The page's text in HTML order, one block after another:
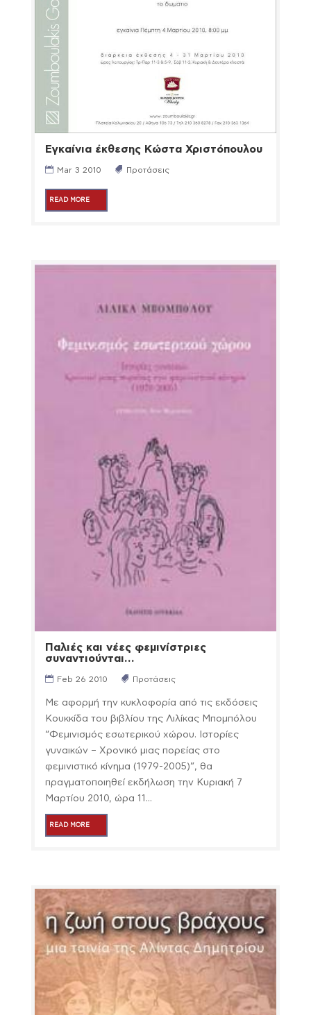
Εγκαίνια έκθεσης Κώστα Χριστόπουλου
Mar 3 2010 Προτάσεις
READ MORE
Παλιές και νέες φεμινίστριες
συναντιούνται…
Feb 26 2010 Προτάσεις
Με αφορμή την κυκλοφορία από τις εκδόσεις
Κουκκίδα του βιβλίου της Λιλίκας Μπομπόλου
“Φεμινισμός εσωτερικού χώρου. Ιστορίες
γυναικών – Χρονικό μιας πορείας στο
φεμινιστικό κίνημα (1979-2005)”, θα
πραγματοποιηθεί εκδήλωση την Κυριακή 7
Μαρτίου 2010, ώρα 11...
READ MORE